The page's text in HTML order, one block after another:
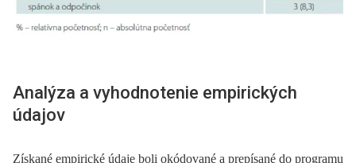
Analýza a vyhodnotenie empirických
údajov
Získané empirické údaje boli okódované a prepísané do programu